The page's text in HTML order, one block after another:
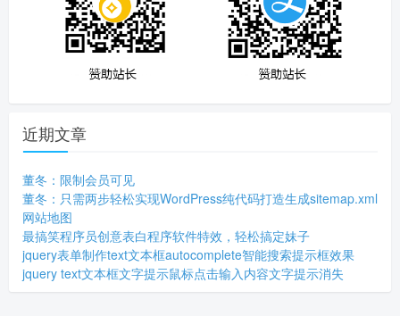
近期文章
董冬：限制会员可见
董冬：只需两步轻松实现WordPress纯代码打造生成sitemap.xml
网站地图
最搞笑程序员创意表白程序软件特效，轻松搞定妹子
jquery表单制作text文本框autocomplete智能搜索提示框效果
jquery text文本框文字提示鼠标点击输入内容文字提示消失